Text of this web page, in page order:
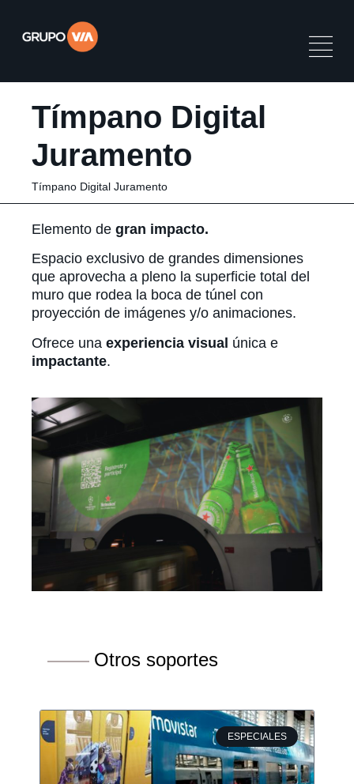
Tímpano Digital
Juramento
Tímpano Digital Juramento
Elemento de gran impacto.
Espacio exclusivo de grandes dimensiones
que aprovecha a pleno la superficie total del
muro que rodea la boca de túnel con
proyección de imágenes y/o animaciones.
Ofrece una experiencia visual única e
impactante.
Otros soportes
ESPECIALES